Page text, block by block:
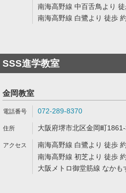
南海高野線 中百舌鳥より
南海高野線 白鷺より 徒歩
SSS進学教室
金岡教室
072-289-8370
大阪府堺市北区金岡町
南海高野線 白鷺より 徒歩
南海高野線 初芝より 徒歩
大阪メトロ御堂筋線 なかも